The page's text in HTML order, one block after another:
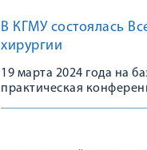
В КГМУ состоялась
хирургии
19 марта 2024 года на
практическая